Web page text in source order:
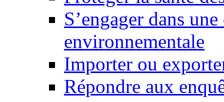
S’engager dans
environnementale
Importer ou
Répondre aux